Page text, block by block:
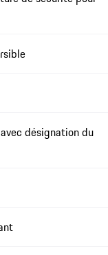
désignation du